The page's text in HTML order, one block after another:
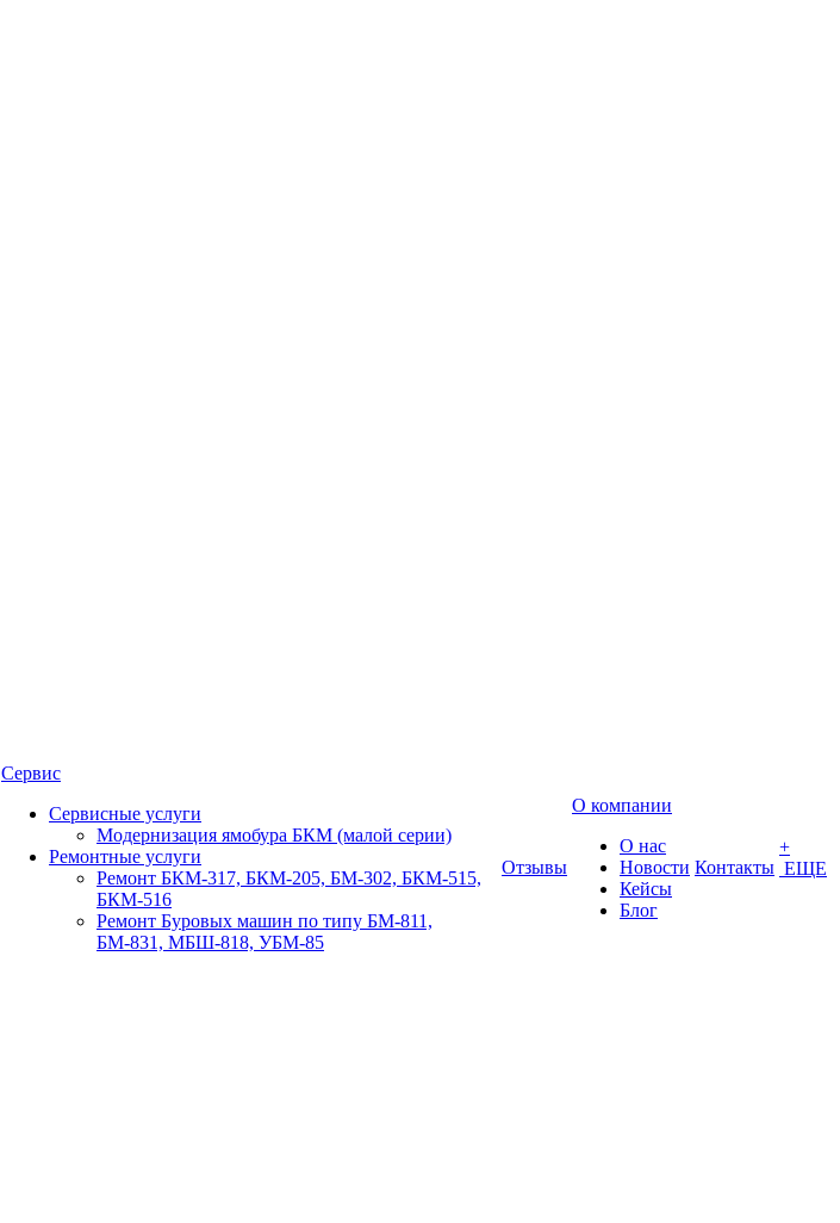
Сервис
Сервисные услуги
Модернизация ямобура БКМ (малой серии)
Ремонтные услуги
Ремонт БКМ-317, БКМ-205, БМ-302, БКМ-515,
БКМ-516
Ремонт Буровых машин по типу БМ-811,
БМ-831, МБШ-818, УБМ-85
Отзывы
О компании
О нас
Новости
Кейсы
Блог
Контакты
+
ЕЩЕ